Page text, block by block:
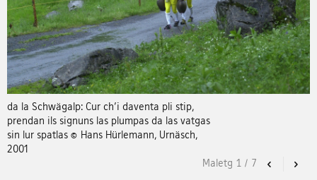
da la Schwägalp: Cur ch'i daventa pli stip,
prendan ils signuns las plumpas da las vatgas
sin lur spatlas © Hans Hürlemann, Urnäsch,
2001
Previous
Maletg 1 / 7